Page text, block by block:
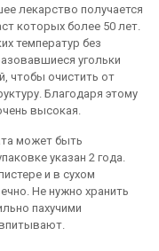
лекарство получается
которых более 50 лет.
температур без
угольки
чтобы очистить от
Благодаря этому
высокая.
может быть
указан 2 года.
и в сухом
Не нужно хранить
пахучими